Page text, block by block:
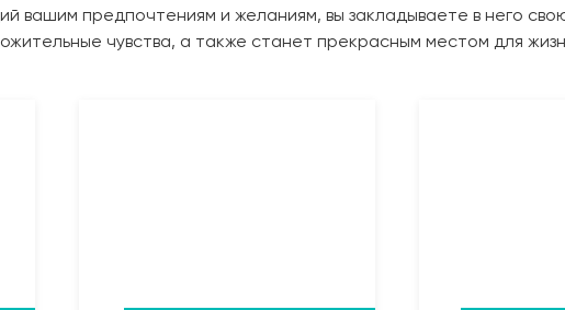
вашим предпочтениям и желаниям, вы закладываете в него
чувства, а также станет прекрасным местом для